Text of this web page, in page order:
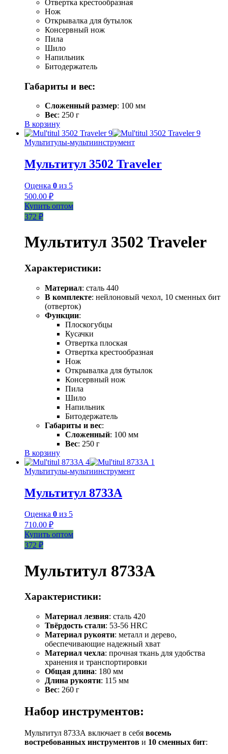
Отвертка крестообразная
Нож
Открывалка для бутылок
Консервный нож
Пила
Шило
Напильник
Битодержатель
Габариты и вес:
Сложенный размер: 100 мм
Вес: 250 г
В корзину
Мультитулы-мультиинструмент
Мультитул 3502 Traveler
Оценка 0 из 5
500.00 ₽
Купить оптом
372 ₽
Мультитул 3502 Traveler
Характеристики:
Материал: сталь 440
В комплекте: нейлоновый чехол, 10 сменных бит
(отверток)
Функции:
Плоскогубцы
Кусачки
Отвертка плоская
Отвертка крестообразная
Нож
Открывалка для бутылок
Консервный нож
Пила
Шило
Напильник
Битодержатель
Габариты и вес:
Сложенный: 100 мм
Вес: 250 г
В корзину
Мультитулы-мультиинструмент
Мультитул 8733А
Оценка 0 из 5
710.00 ₽
Купить оптом
372 ₽
Мультитул 8733А
Характеристики:
Материал лезвия: сталь 420
Твёрдость стали: 53-56 HRC
Материал рукояти: металл и дерево,
обеспечивающие надежный хват
Материал чехла: прочная ткань для удобства
хранения и транспортировки
Общая длина: 180 мм
Длина рукояти: 115 мм
Вес: 260 г
Набор инструментов:
Мультитул 8733А включает в себя восемь
востребованных инструментов и 10 сменных бит: